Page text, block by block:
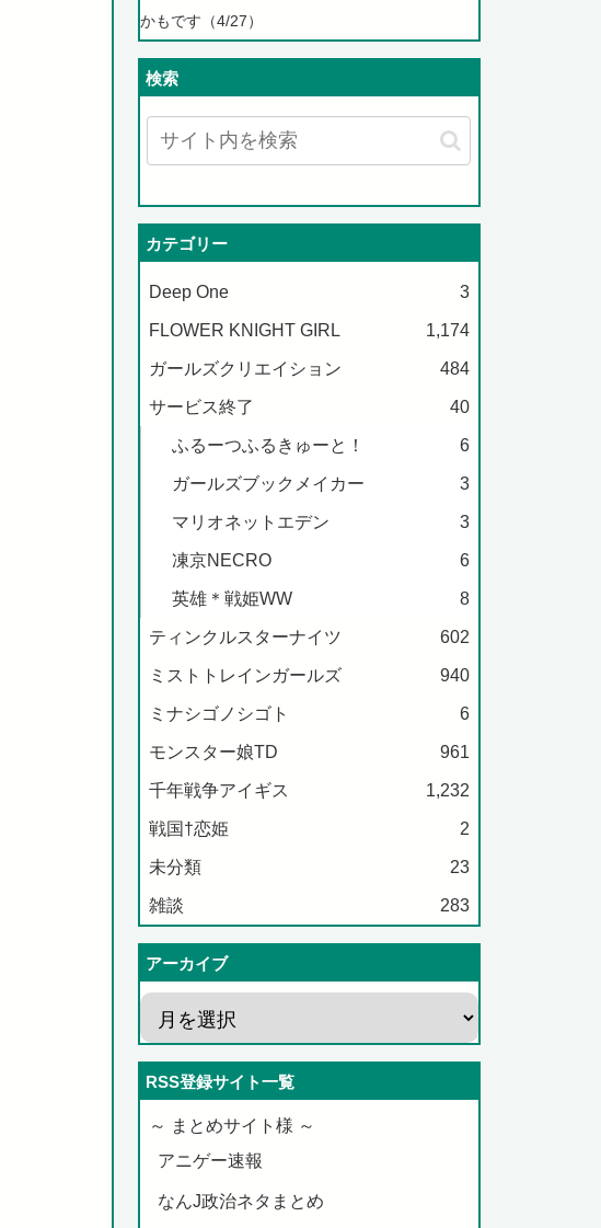
かもです（4/27）
検索
カテゴリー
Deep One 3
FLOWER KNIGHT GIRL 1,174
ガールズクリエイション 484
サービス終了 40
ふるーつふるきゅーと！ 6
ガールズブックメイカー 3
マリオネットエデン 3
凍京NECRO 6
英雄＊戦姫WW 8
ティンクルスターナイツ 602
ミストトレインガールズ 940
ミナシゴノシゴト 6
モンスター娘TD 961
千年戦争アイギス 1,232
戦国†恋姫 2
未分類 23
雑談 283
アーカイブ
RSS登録サイト一覧
～ まとめサイト様 ～
アニゲー速報
なんJ政治ネタまとめ